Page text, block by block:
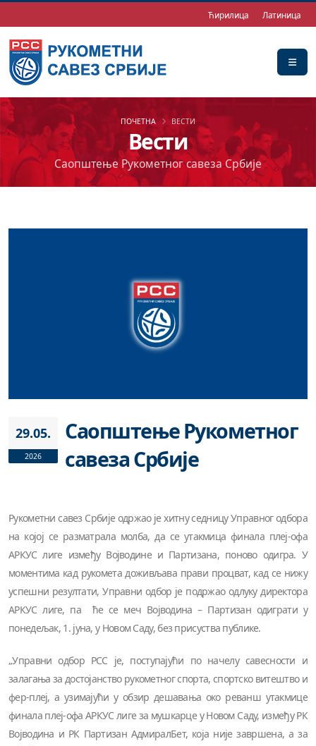
Ћирилица Латиница
Вести
Саопштење Рукометног савеза Србије
ПОЧЕТНА ВЕСТИ
29.05.
2026
Саопштење Рукометног
савеза Србије
Рукометни савез Србије одржао је хитну седницу Управног одбора
на којој се разматрала молба, да се утакмица финала плеј-офа
АРКУС лиге између Војводине и Партизана, поново одигра. У
моментима кад рукомета доживљава прави процват, кад се нижу
успешни резултати, Управни одбор је подржао одлуку директора
АРКУС лиге, па ће се меч Војводина – Партизан одиграти у
понедељак, 1. јуна, у Новом Саду, без присуства публике.
„Управни одбор РСС је, поступајући по начелу савесности и
залагања за достојанство рукометног спорта, спортско витештво и
фер-плеј, а узимајући у обзир дешавања око реванш утакмице
финала плеј-офа АРКУС лиге за мушкарце у Новом Саду, између РК
Војводина и РК Партизан АдмиралБет, која није завршена, а за